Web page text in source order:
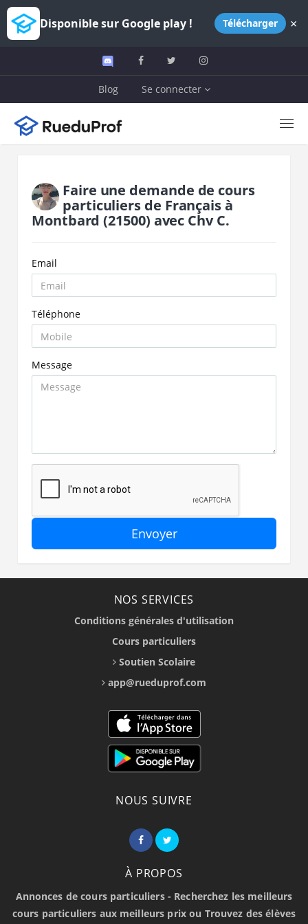
Disponible sur Google play ! Télécharger ×
Blog Se connecter
Faire une demande de cours
particuliers de Françaisà
Montbard(21500) avec Chv C.
Email
Téléphone
Message
Envoyer
NOS SERVICES
Conditions générales d'utilisation
Cours particuliers
Soutien Scolaire
app@rueduprof.com
NOUS SUIVRE
À PROPOS
Annonces de cours particuliers - Recherchez les meilleurs
cours particuliers aux meilleurs prix ou Trouvez des élèves